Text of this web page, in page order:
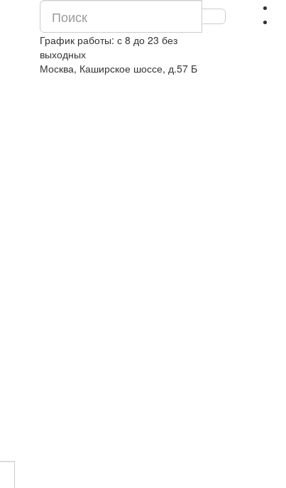
График работы: с 8 до 23 без
выходных
Москва, Каширское шоссе, д.57 Б